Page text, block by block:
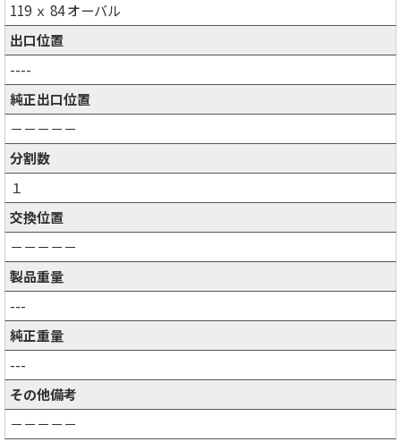
119 ｘ 84 オーバル
出口位置
----
純正出口位置
－－－－－
分割数
１
交換位置
－－－－－
製品重量
---
純正重量
---
その他備考
－－－－－